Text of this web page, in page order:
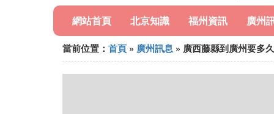
網站首頁 北京知識 福州資訊 廣州
當前位置： 首頁 » 廣州訊息 » 廣西藤縣到廣州要多久